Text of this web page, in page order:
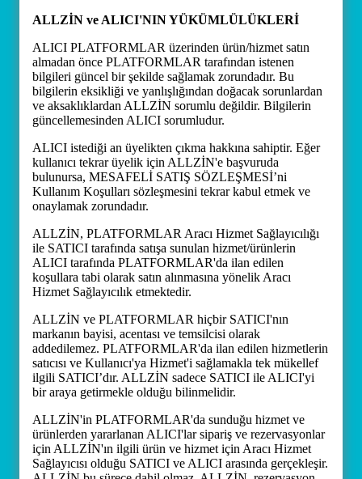
ALLZİN ve ALICI'NIN YÜKÜMLÜLÜKLERİ
ALICI PLATFORMLAR üzerinden ürün/hizmet satın
almadan önce PLATFORMLAR tarafından istenen
bilgileri güncel bir şekilde sağlamak zorundadır. Bu
bilgilerin eksikliği ve yanlışlığından doğacak sorunlardan
ve aksaklıklardan ALLZİN sorumlu değildir. Bilgilerin
güncellemesinden ALICI sorumludur.
ALICI istediği an üyelikten çıkma hakkına sahiptir. Eğer
kullanıcı tekrar üyelik için ALLZİN'e başvuruda
bulunursa, MESAFELİ SATIŞ SÖZLEŞMESİ’ni
Kullanım Koşulları sözleşmesini tekrar kabul etmek ve
onaylamak zorundadır.
ALLZİN, PLATFORMLAR Aracı Hizmet Sağlayıcılığı
ile SATICI tarafında satışa sunulan hizmet/ürünlerin
ALICI tarafında PLATFORMLAR'da ilan edilen
koşullara tabi olarak satın alınmasına yönelik Aracı
Hizmet Sağlayıcılık etmektedir.
ALLZİN ve PLATFORMLAR hiçbir SATICI'nın
markanın bayisi, acentası ve temsilcisi olarak
addedilemez. PLATFORMLAR'da ilan edilen hizmetlerin
satıcısı ve Kullanıcı'ya Hizmet'i sağlamakla tek mükellef
ilgili SATICI’dır. ALLZİN sadece SATICI ile ALICI'yi
bir araya getirmekle olduğu bilinmelidir.
ALLZİN'in PLATFORMLAR'da sunduğu hizmet ve
ürünlerden yararlanan ALICI'lar sipariş ve rezervasyonlar
için ALLZİN'ın ilgili ürün ve hizmet için Aracı Hizmet
Sağlayıcısı olduğu SATICI ve ALICI arasında gerçekleşir.